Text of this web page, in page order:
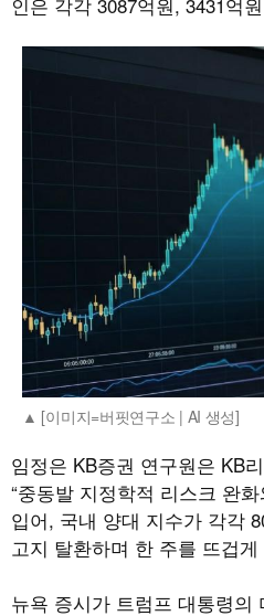
[이미지=버핏연구소 | AI 생성]
임정은 KB증권 연구원은 KB
“중동발 지정학적 리스크 완
입어, 국내 양대 지수가 각각
고지 탈환하며 한 주를 뜨겁
뉴욕 증시가 트럼프 대통령의